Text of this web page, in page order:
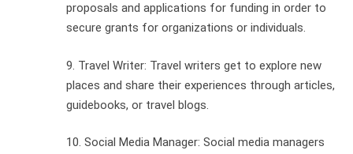
proposals and applications for funding in order to
secure grants for organizations or individuals.
9. Travel Writer: Travel writers get to explore new
places and share their experiences through articles,
guidebooks, or travel blogs.
10. Social Media Manager: Social media managers